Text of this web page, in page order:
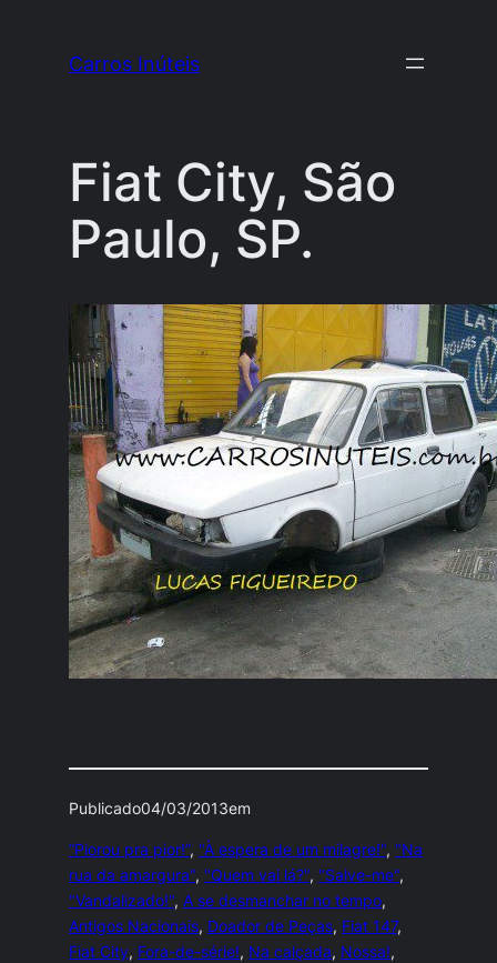
Carros Inúteis
Fiat City, São
Paulo, SP.
Publicado04/03/2013em
“Piorou pra pior!”, "À espera de um milagre!", "Na
rua da amargura", "Quem vai lá?", "Salve-me"
"Vandalizado!", A se desmanchar no tempo
Antigos Nacionais, Doador de Peças, Fiat 147
Fiat City, Fora-de-série!, Na calçada, Nossa!